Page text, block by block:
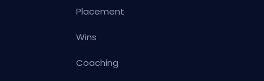
Placement
Wins
Coaching